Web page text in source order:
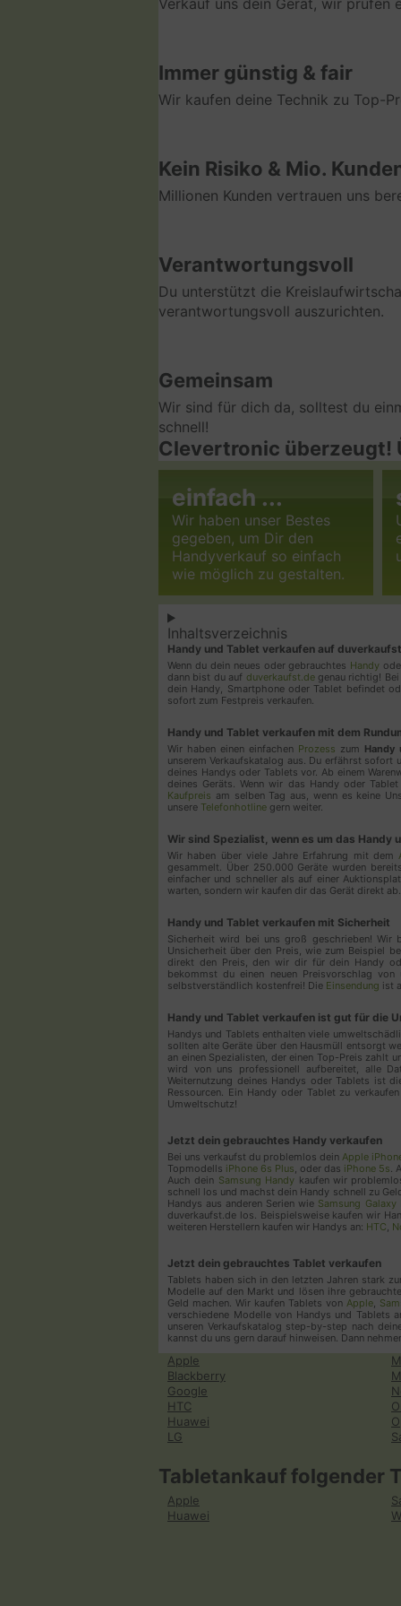
Verkauf uns dein Gerät, wir prüfen
Immer günstig & fair
Wir kaufen deine Technik zu Top-
Kein Risiko & Mio.
Millionen Kunden vertrauen uns
Verantwortungsvoll
Du unterstützt die
verantwortungsvoll auszurichten.
Gemeinsam
Wir sind für dich da, solltest du
schnell!
Clevertronic überzeugt!
einfach ...
Wir haben unser Bestes
gegeben, um Dir den
Handyverkauf so einfach
wie möglich zu gestalten.
Inhaltsverzeichnis
Handy und Tablet verkaufen auf
Wenn du dein neues oder gebrauchtes Handy
dann bist du auf duverkaufst.degenau richtig! Bei
dein Handy, Smartphone oder Tablet befindet
sofort zum Festpreis verkaufen.
Handy und Tablet verkaufen mit dem
Wir haben einen einfachen Prozess zum Handy
unserem Verkaufskatalog aus. Du erfährst sofort
deines Handys oder Tablets vor. Ab einem
deines Geräts. Wenn wir das Handy oder
Kaufpreis am selben Tag aus, wenn es keine
unsere Telefonhotline gern weiter.
Wir sind Spezialist, wenn es um das Handy
Wir haben über viele Jahre Erfahrung mit dem
gesammelt. Über 250.000 Geräte wurden
einfacher und schneller als auf einer
warten, sondern wir kaufen dir das Gerät direkt ab.
Handy und Tablet verkaufen mit Sicherheit
Sicherheit wird bei uns groß geschrieben! Wir
Unsicherheit über den Preis, wie zum Beispiel
direkt den Preis, den wir dir für dein Handy
bekommst du einen neuen Preisvorschlag
selbstverständlich kostenfrei! Die Einsendung ist
Handy und Tablet verkaufen ist gut für die
Handys und Tablets enthalten viele
sollten alte Geräte über den Hausmüll entsorgt
an einen Spezialisten, der einen Top-Preis zahlt
wird von uns professionell aufbereitet, alle
Weiternutzung deines Handys oder Tablets ist
Ressourcen. Ein Handy oder Tablet zu
Umweltschutz!
Jetzt dein gebrauchtes Handy verkaufen
Bei uns verkaufst du problemlos dein Apple
Topmodells iPhone 6s Plus , oder das iPhone 5s
Auch dein Samsung Handy kaufen wir
schnell los und machst dein Handy schnell zu
Handys aus anderen Serien wie Samsung Galaxy
duverkaufst.de los. Beispielsweise kaufen wir
weiteren Herstellern kaufen wir Handys an: HTC
Jetzt dein gebrauchtes Tablet verkaufen
Tablets haben sich in den letzten Jahren stark
Modelle auf den Markt und lösen ihre
Geld machen. Wir kaufen Tablets von Apple
verschiedene Modelle von Handys und Tablets
unseren Verkaufskatalog step-by-step nach
kannst du uns gern darauf hinweisen. Dann
Apple
Blackberry
Google
HTC
Huawei
LG
Tabletankauf folgender
Apple
Huawei